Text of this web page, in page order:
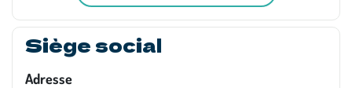
Siège social
Adresse